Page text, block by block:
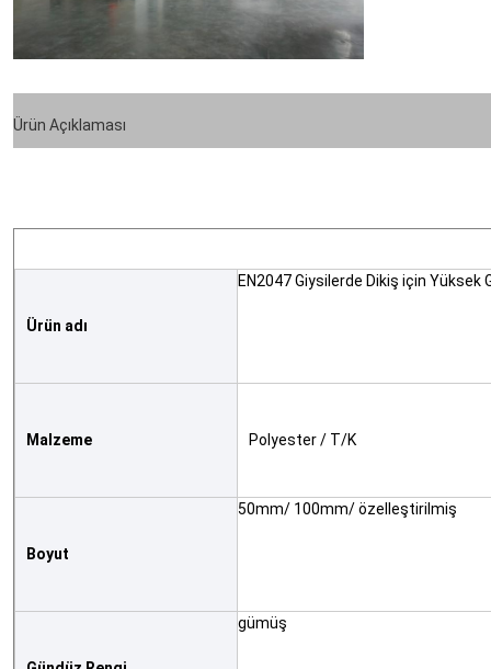
Ürün Açıklaması
Ürün adı
EN2047 Giysilerde Dikiş için Yüksek
Malzeme Polyester / T/K
Boyut
50mm/ 100mm/ özelleştirilmiş
gümüş